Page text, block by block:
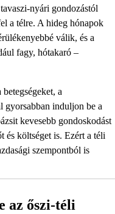
nyári gondozástól
a télre. A hideg hónapok
válik, és a
fagy, hótakaró –
a
gyorsabban induljon be a
kevesebb gondoskodást
és költséget is. Ezért a téli
szempontból is
az őszi-téli